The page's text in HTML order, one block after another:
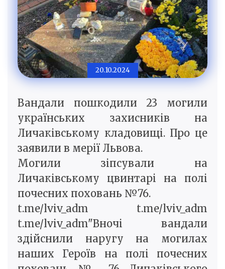
20.10.2024
Вандали пошкодили 23 могили
українських захисників на
Личаківському кладовищі. Про це
заявили в мерії Львова.
Могили зіпсували на
Личаківському цвинтарі на полі
почесних поховань №76.
t.me/lviv_adm t.me/lviv_adm
t.me/lviv_adm"Вночі вандали
здійснили наругу на могилах
наших Героїв на полі почесних